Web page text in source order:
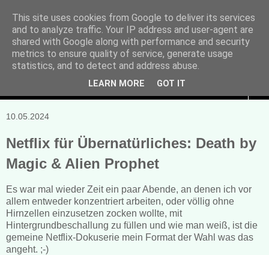
Manuela Sonntag
Bücher, Blogs & mehr
10.05.2024
Netflix für Übernatürliches: Death by
Magic & Alien Prophet
Es war mal wieder Zeit ein paar Abende, an denen ich vor
allem entweder konzentriert arbeiten, oder völlig ohne
Hirnzellen einzusetzen zocken wollte, mit
Hintergrundbeschallung zu füllen und wie man weiß, ist die
gemeine Netflix-Dokuserie mein Format der Wahl was das
angeht. ;-)
This site uses cookies from Google to deliver its services
and to analyze traffic. Your IP address and user-agent are
shared with Google along with performance and security
metrics to ensure quality of service, generate usage
statistics, and to detect and address abuse.
LEARN MORE GOT IT